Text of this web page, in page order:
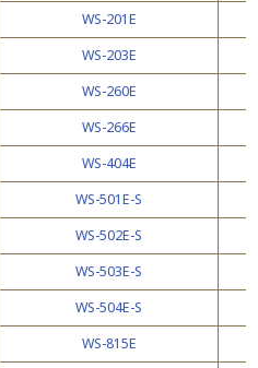
WS-201E
WS-203E
WS-260E
WS-266E
WS-404E
WS-501E-S
WS-502E-S
WS-503E-S
WS-504E-S
WS-815E